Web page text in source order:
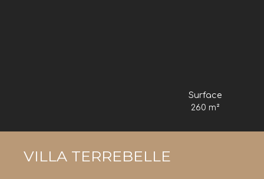
Surface
260 m²
VILLA TERREBELLE